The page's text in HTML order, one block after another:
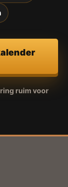
ruim voor